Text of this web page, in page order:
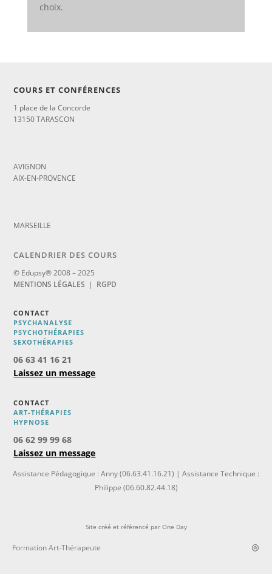
choix.
COURS ET CONFÉRENCES
1 place de la Concorde
13150 TARASCON
AVIGNON
AIX-EN-PROVENCE
MARSEILLE
CALENDRIER DES COURS
© Edupsy® 2008 – 2025
MENTIONS LÉGALES | RGPD
CONTACT
PSYCHANALYSE
PSYCHOTHÉRAPIES
SEXOTHÉRAPIES
06 63 41 16 21
Laissez un message
CONTACT
ART-THÉRAPIES
HYPNOSE
06 62 99 99 68
Laissez un message
Assistance Pédagogique : Anny (06.63.41.16.21) | Assistance Technique :
Philippe (06.60.82.44.18)
Site créé et référencé par One Day
Formation Art-Thérapeute